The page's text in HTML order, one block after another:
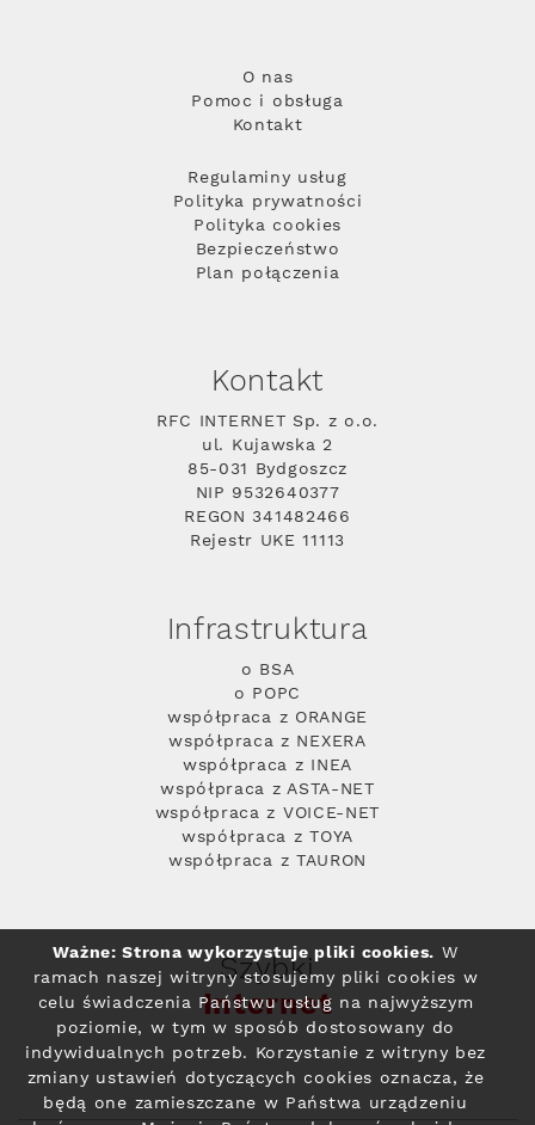
O nas
Pomoc i obsługa
Kontakt
Regulaminy usług
Polityka prywatności
Polityka cookies
Bezpieczeństwo
Plan połączenia
Kontakt
RFC INTERNET Sp. z o.o.
ul. Kujawska 2
85-031 Bydgoszcz
NIP 9532640377
REGON 341482466
Rejestr UKE 11113
Infrastruktura
o BSA
o POPC
współpraca z ORANGE
współpraca z NEXERA
współpraca z INEA
współpraca z ASTA-NET
współpraca z VOICE-NET
współpraca z TOYA
współpraca z TAURON
Szybki
Internet
Ważne: Strona wykorzystuje pliki cookies. W
ramach naszej witryny stosujemy pliki cookies w
celu świadczenia Państwu usług na najwyższym
poziomie, w tym w sposób dostosowany do
indywidualnych potrzeb. Korzystanie z witryny bez
zmiany ustawień dotyczących cookies oznacza, że
będą one zamieszczane w Państwa urządzeniu